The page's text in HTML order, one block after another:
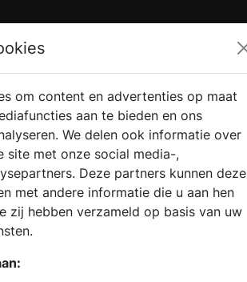
VERKOOPLOCATIE
VINDEN
WEBSHOP
sanitair winkel
deskundige
+
om content en advertenties op maat
aan te bieden en ons
We delen ook informatie over
site met onze social media-,
Deze partners kunnen deze
met andere informatie die u aan hen
zij hebben verzameld op basis van uw